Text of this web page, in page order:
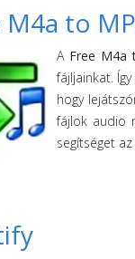
M4a to
A Free M4a
fájljainkat.
hogy
fájlok audio
segítséget